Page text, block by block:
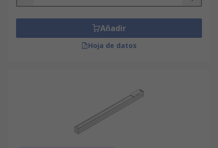
Añadir
Hoja de datos